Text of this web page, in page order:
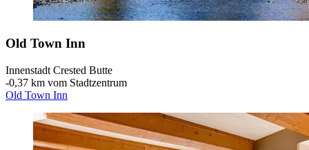
Old Town Inn
Innenstadt Crested Butte
‐0,37 km vom Stadtzentrum
Old Town Inn